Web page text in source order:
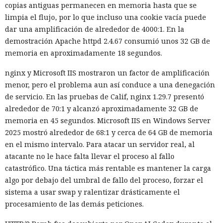
copias antiguas permanecen en memoria hasta que se
limpia el flujo, por lo que incluso una cookie vacía puede
dar una amplificación de alrededor de 4000:1. En la
demostración Apache httpd 2.4.67 consumió unos 32 GB de
memoria en aproximadamente 18 segundos.
nginx y Microsoft IIS mostraron un factor de amplificación
menor, pero el problema aun así conduce a una denegación
de servicio. En las pruebas de Calif, nginx 1.29.7 presentó
alrededor de 70:1 y alcanzó aproximadamente 32 GB de
memoria en 45 segundos. Microsoft IIS en Windows Server
2025 mostró alrededor de 68:1 y cerca de 64 GB de memoria
en el mismo intervalo. Para atacar un servidor real, al
atacante no le hace falta llevar el proceso al fallo
catastrófico. Una táctica más rentable es mantener la carga
algo por debajo del umbral de fallo del proceso, forzar el
sistema a usar swap y ralentizar drásticamente el
procesamiento de las demás peticiones.